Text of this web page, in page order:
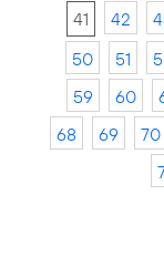
41
42
50
51
59
60
68
69 70